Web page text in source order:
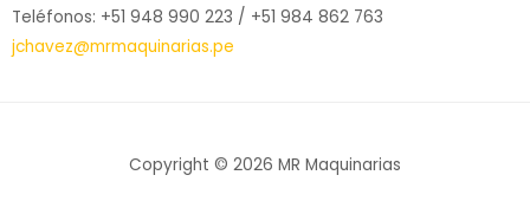
Teléfonos: +51 948 990 223 / +51 984 862 763
jchavez@mrmaquinarias.pe
Copyright © 2026 MR Maquinarias